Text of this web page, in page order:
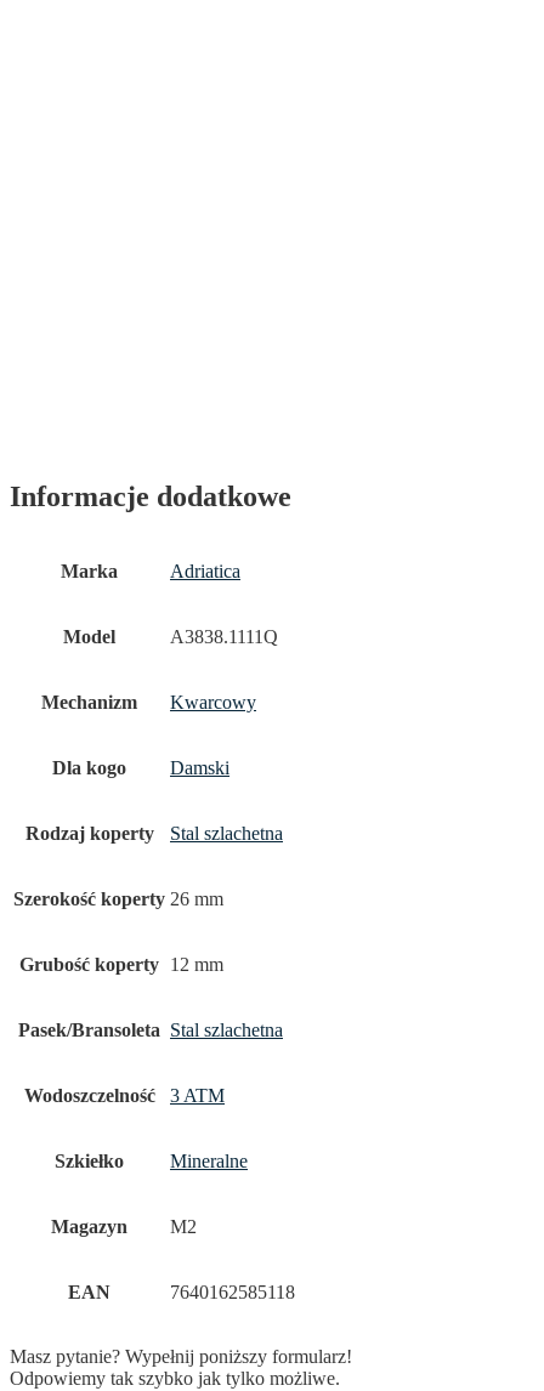
Informacje dodatkowe
Marka Adriatica
Model A3838.1111Q
Mechanizm Kwarcowy
Dla kogo Damski
Rodzaj koperty Stal szlachetna
Szerokość koperty 26 mm
Grubość koperty 12 mm
Pasek/Bransoleta Stal szlachetna
Wodoszczelność 3 ATM
Szkiełko Mineralne
Magazyn M2
EAN 7640162585118
Masz pytanie? Wypełnij poniższy formularz!
Odpowiemy tak szybko jak tylko możliwe.